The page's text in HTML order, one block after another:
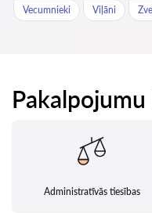
Vecumnieki Viļāni
Administratīvās tiesības